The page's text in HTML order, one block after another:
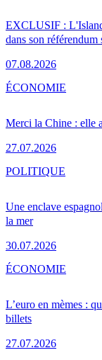
EXCLUSIF :
dans son référendum
07.08.2026
Merci la Chine : elle
27.07.2026
ÉCONOMIE
Une enclave
la mer
30.07.2026
POLITIQUE
L’euro en mèmes :
billets
27.07.2026
ÉCONOMIE